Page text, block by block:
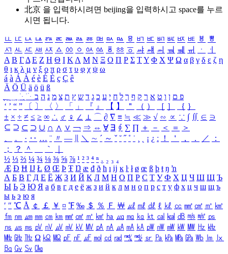
北京 을 입력하시려면 beijing을 입력하시고 space를 누르
시면 됩니다.
ㅥ ㅦ ㅧ ㅨ ㅩ ㅪ ㅫ ㅬ ㅭ ㅮ ㅯ ㅰ ㅱ ㅲ ㅳ ㅴ ㅵ ㅶ ㅷ ㅸ
ㅹ
ㅺ ㅻ ㅼ ㅽ ㅾ ㅿ ㆀ ㆁ ㆂ ㆃ ㆄ ㆅ ㆆ ㆇ ㆈ ㆉ ㆊ ㆋ ㆌ ㆍ
ㆎ
Α Β ΓΔ Ε Ζ Η Θ Ι ΚΛ Μ Ν Ξ Ο Π Ρ Σ ΤΥ Φ Χ Ψ Ω α β γ δ ε ζ η
θ ι κ λ μ ν ξ ο π ρ σ τ υ φ χ ψ ω
á à Á À é è É È ç Ç ê
Ä Ö Ü ä ö ü ß
ִֶֹ ֻּ ׁׂ פ ם ן ו ט א ר ק ף ך ל ח י ע כ ג ד ש ץ ת צ מ נ ה ב
‘ ’ “ ” 〔 〕 〈 〉 「 」 『 』 【 】 ＂ （ ） ［ ］ ｛ ｝
± × ÷ ≠ ≤ ≥ ∞ ∴ ♂ ♀ ∠ ⊥ ⌒ ∂ ∇ ≡ ≒ ≪ ≫ √ ∽ ∝ ∵ ∫ ∬ ∈ ∋
⊆ ⊇ ⊂ ⊃ ∪ ∩ ∧ ∨ ￢ ⇒ ⇔ ∀ ∃ ∮ ∑ ∏ ＋ － ＜ ＝
＞
、
。 · ‥ … ¨ 〃 ― ＼ ∼ ´ ～ ˇ ˘ ˝ ˚ ˙ ¸ ¡ ¿ ː ！ ＇ ， ． ／
：
；
？ ＾ ｀
½ ⅓ ⅔ ¼ ¾ ⅛ ⅜ ⅝ ⅞ ¹ ² ³ ⁴ ⁿ ₁ ₂ ₃ ₄
Æ Ð Ħ Ĳ Ł Ø Œ Þ Ŧ Ŋ æ đ ð ħ ı ĳ ĸ ŀ ł ø œ ß þ ŧ ŋ ŉ
А Б В Г Д Е Ё Ж З И Й К Л М Н О П Р С Т У Ф Х Ц Ч Ш Щ Ъ
Ы Ь Э Ю Я а б в г д е ё ж з и й к л м н о п р с т у ф х ц ч ш щ ъ
ы ь э ю я
′ ″ ℃ Å ￠ ￡ ￥ ¤ ℉ ‰ ＄ ％ Ｆ ￦ ㎕ ㎖ ㎗ ℓ ㎘ ㏄ ㎣ ㎤ ㎥ ㎦
㎙ ㎚ ㎛ ㎜ ㎝ ㎞ ㎟ ㎠ ㎡ ㎢ ㏊ ㎍ ㎎ ㎏ ㏏ ㎈ ㎉ ㏈ ㎧ ㎨ ㎰
㎱ ㎲ ㎳ ㎴ ㎵ ㎶ ㎷ ㎸ ㎹ ㎀ ㎁ ㎂ ㎃ ㎄ ㎺ ㎻ ㎽ ㎾ ㎿ ㎐ ㎑
㎒ ㎓ ㎔ Ω ㏀ ㏁ ㎊ ㎋ ㎌ ㏖ ㏅ ㎭ ㎮ ㎯ ㏛ ㎩ ㎪ ㎫ ㎬ ㏝ ㏐
㏓
㏃ ㏉ ㏜ ㏆